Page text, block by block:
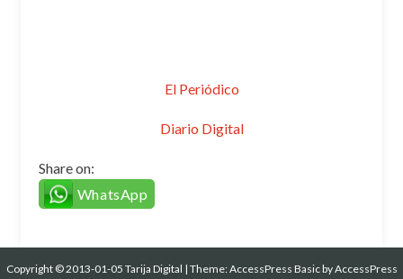
El Periódico
Diario Digital
Share on:
WhatsApp
Copyright © 2013-01-05 Tarija Digital | Theme:AccessPress Basicby AccessPress